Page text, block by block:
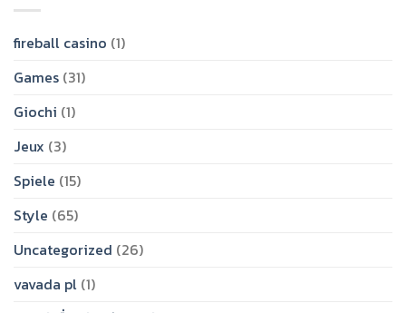
fireball casino (1)
Games (31)
Giochi (1)
Jeux (3)
Spiele (15)
Style (65)
Uncategorized (26)
vavada pl (1)